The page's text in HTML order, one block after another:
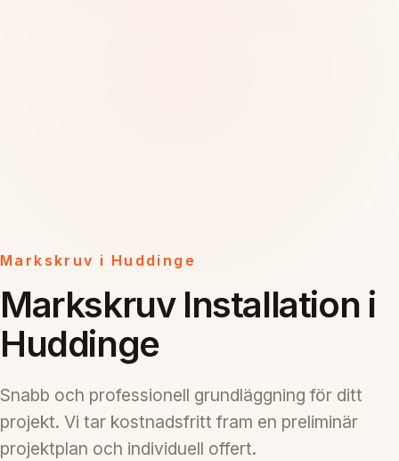
Markskruv i Huddinge
Markskruv Installation i
Huddinge
Snabb och professionell grundläggning för ditt
projekt. Vi tar kostnadsfritt fram en preliminär
projektplan och individuell offert.